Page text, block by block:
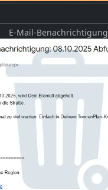
E-Mail-Benachrichtigung